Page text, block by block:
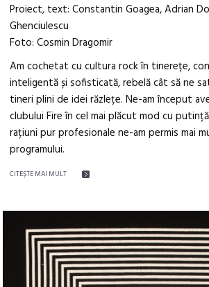
Proiect, text: Constantin Goagea, Adrian
Ghenciulescu
Foto: Cosmin Dragomir
Am cochetat cu cultura rock în tinerețe,
inteligentă și sofisticată, rebelă cât să ne
tineri plini de idei răzlețe. Ne-am început
clubului Fire în cel mai plăcut mod cu
rațiuni pur profesionale ne-am permis mai
programului.
CITEŞTE MAI MULT